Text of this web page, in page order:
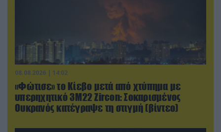
08.08.2026 | 14:02
«Φώτισε» το Κίεβο μετά από χτύπημα με
υπερηχητικό 3M22 Zircon: Σοκαρισμένος
Ουκρανός κατέγραψε τη στιγμή (βίντεο)